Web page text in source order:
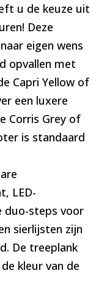
u de keuze uit
Deze
eigen wens
opvallen met
Capri Yellow of
een luxere
Corris Grey of
is standaard
LED-
duo-steps voor
sierlijsten zijn
De treeplank
kleur van de